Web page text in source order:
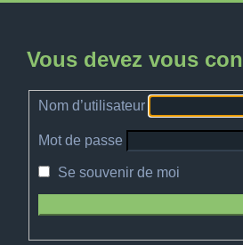
Vous devez vous
Nom d’utilisateur
Mot de passe
Se souvenir de moi